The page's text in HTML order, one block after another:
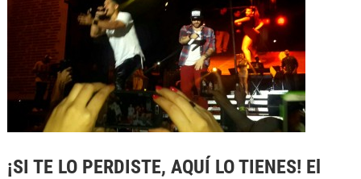
¡SI TE LO PERDISTE, AQUÍ LO TIENES! El